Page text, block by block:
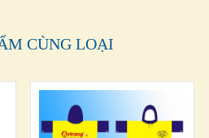
CÙNG LOẠI